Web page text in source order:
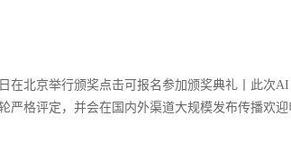
在北京举行颁奖点击可报名参加颁奖典礼丨此次
严格评定，并会在国内外渠道大规模发布传播欢迎